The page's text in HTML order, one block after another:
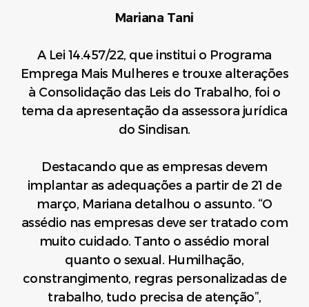
Mariana Tani
A Lei 14.457/22, que institui o Programa
Emprega Mais Mulheres e trouxe alterações
à Consolidação das Leis do Trabalho, foi o
tema da apresentação da assessora jurídica
do Sindisan.
Destacando que as empresas devem
implantar as adequações a partir de 21 de
março, Mariana detalhou o assunto. “O
assédio nas empresas deve ser tratado com
muito cuidado. Tanto o assédio moral
quanto o sexual. Humilhação,
constrangimento, regras personalizadas de
trabalho, tudo precisa de atenção”,